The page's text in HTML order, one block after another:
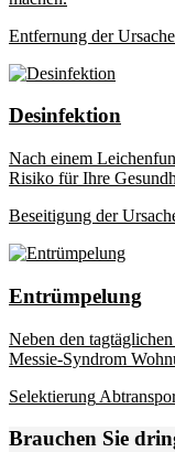
Entfernung der
Desinfektion
Nach einem
Risiko für Ihre
Beseitigung der
Entrümpelung
Neben den
Messie-Syndrom
Selektierung
Brauchen Sie